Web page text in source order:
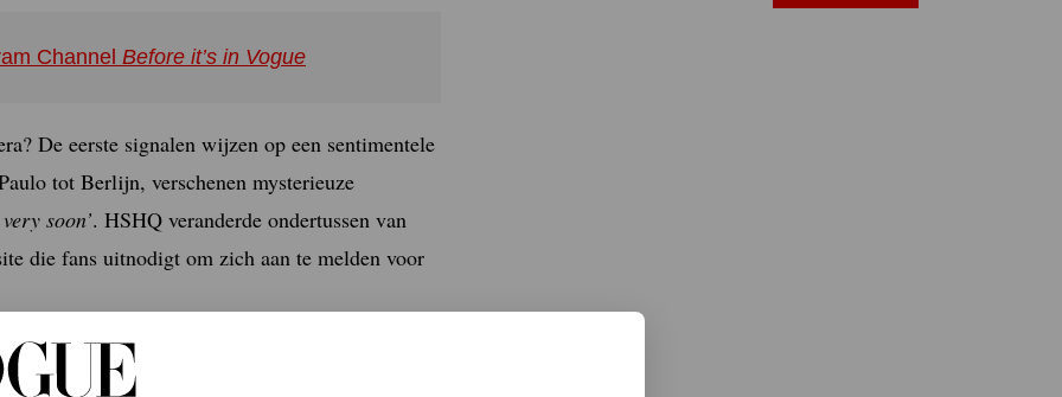
Channel Before it’s in Vogue
De eerste signalen wijzen op een sentimentele
tot Berlijn, verschenen mysterieuze
soon’. HSHQ veranderde ondertussen van
die fans uitnodigt om zich aan te melden voor